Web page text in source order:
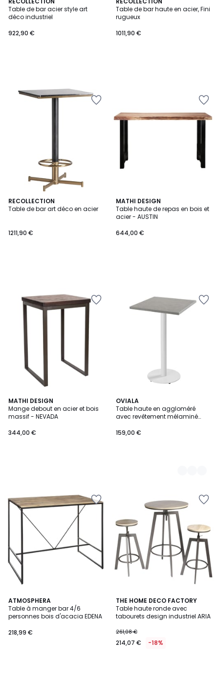
Table de bar acier style art
déco industriel
922,90 €
Table de bar haute en acier, Fini
rugueux
1011,90 €
RECOLLECTION
Table de bar art déco en acier
1211,90 €
MATHI DESIGN
Table haute de repas en bois et
acier - AUSTIN
644,00 €
MATHI DESIGN
Mange debout en acier et bois
massif - NEVADA
344,00 €
OVIALA
Table haute en aggloméré
avec revêtement mélaminé
159,00 €
4
Couleurs
ATMOSPHERA
Table à manger bar 4/6
personnes bois d'acacia EDENA
218,99 €
THE HOME DECO FACTORY
Table haute ronde avec
tabourets design industriel ARIA
261,08 €
214,07 € -18%